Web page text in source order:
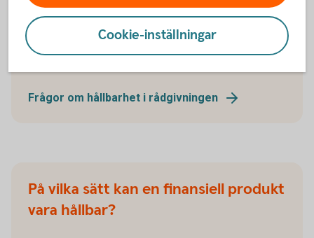
Frågor om hållbarhet
Frågor om hållbarhet i rådgivningen
Frågor om hållbarhet i rådgivningen
På vilka sätt kan en finansiell produkt
vara hållbar?
Cookie-inställningar